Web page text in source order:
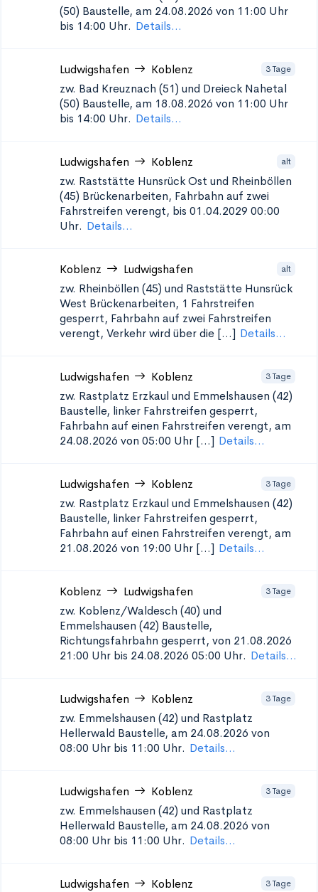
(50) Baustelle, am 24.08.2026 von 11:00 Uhr
bis 14:00 Uhr. Details...
Ludwigshafen Koblenz 3 Tage
zw. Bad Kreuznach (51) und Dreieck Nahetal
(50) Baustelle, am 18.08.2026 von 11:00 Uhr
bis 14:00 Uhr. Details...
Ludwigshafen Koblenz alt
zw. Raststätte Hunsrück Ost und Rheinböllen
(45) Brückenarbeiten, Fahrbahn auf zwei
Fahrstreifen verengt, bis 01.04.2029 00:00
Uhr. Details...
Koblenz Ludwigshafen alt
zw. Rheinböllen (45) und Raststätte Hunsrück
West Brückenarbeiten, 1 Fahrstreifen
gesperrt, Fahrbahn auf zwei Fahrstreifen
verengt, Verkehr wird über die [...] Details...
Ludwigshafen Koblenz 3 Tage
zw. Rastplatz Erzkaul und Emmelshausen (42)
Baustelle, linker Fahrstreifen gesperrt,
Fahrbahn auf einen Fahrstreifen verengt, am
24.08.2026 von 05:00 Uhr [...] Details...
Ludwigshafen Koblenz 3 Tage
zw. Rastplatz Erzkaul und Emmelshausen (42)
Baustelle, linker Fahrstreifen gesperrt,
Fahrbahn auf einen Fahrstreifen verengt, am
21.08.2026 von 19:00 Uhr [...] Details...
Koblenz Ludwigshafen 3 Tage
zw. Koblenz/Waldesch (40) und
Emmelshausen (42) Baustelle,
Richtungsfahrbahn gesperrt, von 21.08.2026
21:00 Uhr bis 24.08.2026 05:00 Uhr. Details...
Ludwigshafen Koblenz 3 Tage
zw. Emmelshausen (42) und Rastplatz
Hellerwald Baustelle, am 24.08.2026 von
08:00 Uhr bis 11:00 Uhr. Details...
Ludwigshafen Koblenz 3 Tage
zw. Emmelshausen (42) und Rastplatz
Hellerwald Baustelle, am 24.08.2026 von
08:00 Uhr bis 11:00 Uhr. Details...
Ludwigshafen Koblenz 3 Tage